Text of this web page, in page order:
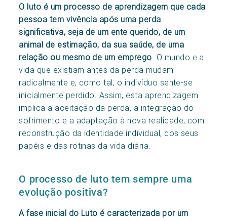
O luto é um processo de aprendizagem que cada
pessoa tem vivência após uma perda
significativa, seja de um ente querido, de um
animal de estimação, da sua saúde, de uma
relação ou mesmo de um emprego . O mundo e a
vida que existiam antes da perda mudam
radicalmente e, como tal, o indivíduo sente-se
inicialmente perdido. Assim, esta aprendizagem
implica a aceitação da perda, a integração do
sofrimento e a adaptação à nova realidade, com
reconstrução da identidade individual, dos seus
papéis e das rotinas da vida diária.
O processo de luto tem sempre uma
evolução positiva?
A fase inicial do Luto é caracterizada por um